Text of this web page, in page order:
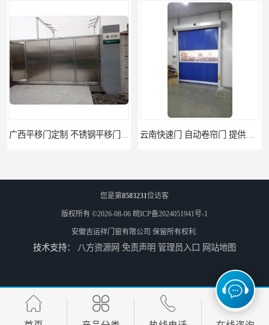
广西平移门定制 不锈钢平移门 别墅平移门 云南快速门 自动卷帘门 提供免费样品
阜阳卷帘门快速门 堆积门 工业卷帘门 天津防火门品牌 玻璃防火门 制造工艺优
您是第8583231位访客
版权所有 ©2026-08-06 皖ICP备2024051941号-1
安徽吉运祥门窗有限公司 保留所有权利.
技术支持： 八方资源网 免责声明 管理员入口 网站地图